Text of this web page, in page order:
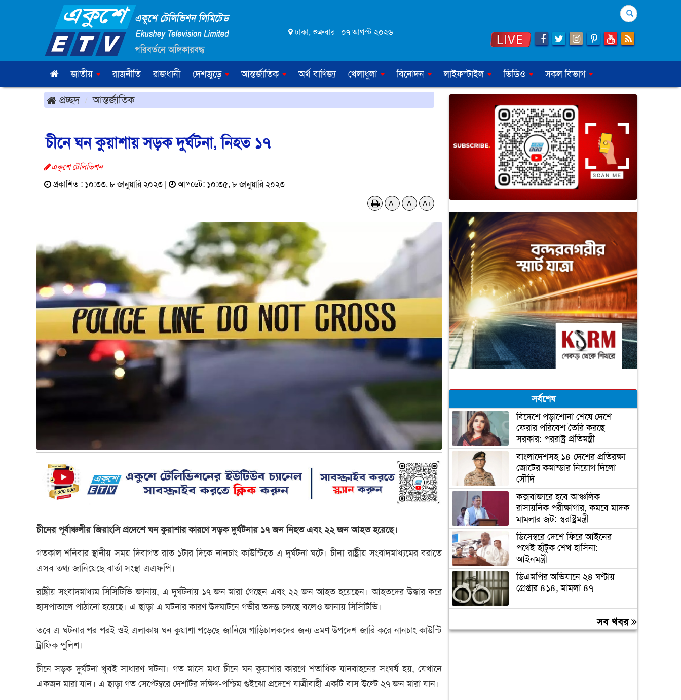
ঢাকা, শুক্রবার ০৭ আগস্ট ২০২৬
Search
জাতীয় রাজনীতি রাজধানী দেশজুড়ে আন্তর্জাতিক অর্থ-বাণিজ্য খেলাধুলা বিনোদন লাইফস্টাইল ভিডিও সকল বিভাগ
প্রচ্ছদ আন্তর্জাতিক
চীনে ঘন কুয়াশায় সড়ক দুর্ঘটনা, নিহত ১৭
একুশে টেলিভিশন
প্রকাশিত : ১০:৩৩, ৮ জানুয়ারি ২০২৩ |
আপডেট: ১০:৩৫, ৮ জানুয়ারি ২০২৩
A- A A+
চীনের পূর্বাঞ্চলীয় জিয়াংসি প্রদেশে ঘন কুয়াশার কারণে সড়ক দুর্ঘটনায় ১৭ জন নিহত এবং ২২ জন আহত হয়েছে।
গতকাল শনিবার স্থানীয় সময় দিবাগত রাত ১টার দিকে নানচাং কাউন্টিতে এ দুর্ঘটনা ঘটে। চীনা রাষ্ট্রীয় সংবাদমাধ্যমের বরাতে
এসব তথ্য জানিয়েছে বার্তা সংস্থা এএফপি।
রাষ্ট্রীয় সংবাদমাধ্যম সিসিটিভি জানায়, এ দুর্ঘটনায় ১৭ জন মারা গেছেন এবং ২২ জন আহত হয়েছেন। আহতদের উদ্ধার করে
হাসপাতালে পাঠানো হয়েছে। এ ছাড়া এ ঘটনার কারণ উদ্ঘাটনে গভীর তদন্ত চলছে বলেও জানায় সিসিটিভি।
তবে এ ঘটনার পর পরই ওই এলাকায় ঘন কুয়াশা পড়েছে জানিয়ে গাড়িচালকদের জন্য ভ্রমণ উপদেশ জারি করে নানচাং কাউন্টি
ট্রাফিক পুলিশ।
চীনে সড়ক দুর্ঘটনা খুবই সাধারণ ঘটনা। গত মাসে মধ্য চীনে ঘন কুয়াশার কারণে শতাধিক যানবাহনের সংঘর্ষ হয়, যেখানে
একজন মারা যান। এ ছাড়া গত সেপ্টেম্বরে দেশটির দক্ষিণ-পশ্চিম গুইঝো প্রদেশে যাত্রীবাহী একটি বাস উল্টে ২৭ জন মারা যান।
সর্বশেষ
বিদেশে পড়াশোনা শেষে দেশে
ফেরার পরিবেশ তৈরি করছে
সরকার: পররাষ্ট্র প্রতিমন্ত্রী
বাংলাদেশসহ ১৪ দেশের প্রতিরক্ষা
জোটের কমান্ডার নিয়োগ দিলো
সৌদি
কক্সবাজারে হবে আঞ্চলিক
রাসায়নিক পরীক্ষাগার, কমবে মাদক
মামলার জট: স্বরাষ্ট্রমন্ত্রী
ডিসেম্বরে দেশে ফিরে আইনের
পথেই হাঁটুক শেখ হাসিনা:
আইনমন্ত্রী
ডিএমপির অভিযানে ২৪ ঘণ্টায়
গ্রেপ্তার ৪১৪, মামলা ৪৭
দেশের গণমাধ্যম এখনও পুরোপুরি
স্বাধীন নয়: জামায়াত আমিরসব খবর